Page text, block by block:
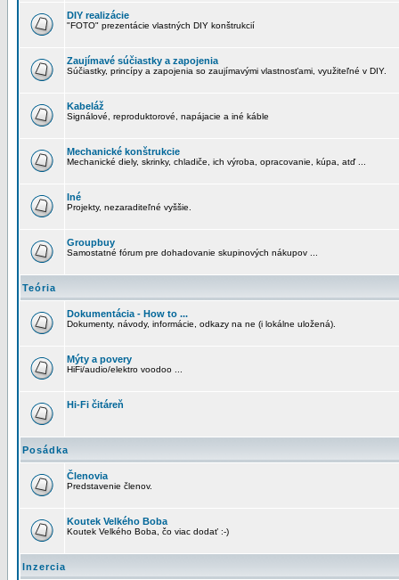
DIY realizácie
"FOTO" prezentácie vlastných DIY konštrukcií
Zaujímavé súčiastky a zapojenia
Súčiastky, princípy a zapojenia so zaujímavými vlastnosťami, využiteľné v DIY.
Kabeláž
Signálové, reproduktorové, napájacie a iné káble
Mechanické konštrukcie
Mechanické diely, skrinky, chladiče, ich výroba, opracovanie, kúpa, atď ...
Iné
Projekty, nezaraditeľné vyššie.
Groupbuy
Samostatné fórum pre dohadovanie skupinových nákupov ...
Teória
Dokumentácia - How to ...
Dokumenty, návody, informácie, odkazy na ne (i lokálne uložená).
Mýty a povery
HiFi/audio/elektro voodoo ...
Hi-Fi čitáreň
Posádka
Členovia
Predstavenie členov.
Koutek Velkého Boba
Koutek Velkého Boba, čo viac dodať :-)
Inzercia